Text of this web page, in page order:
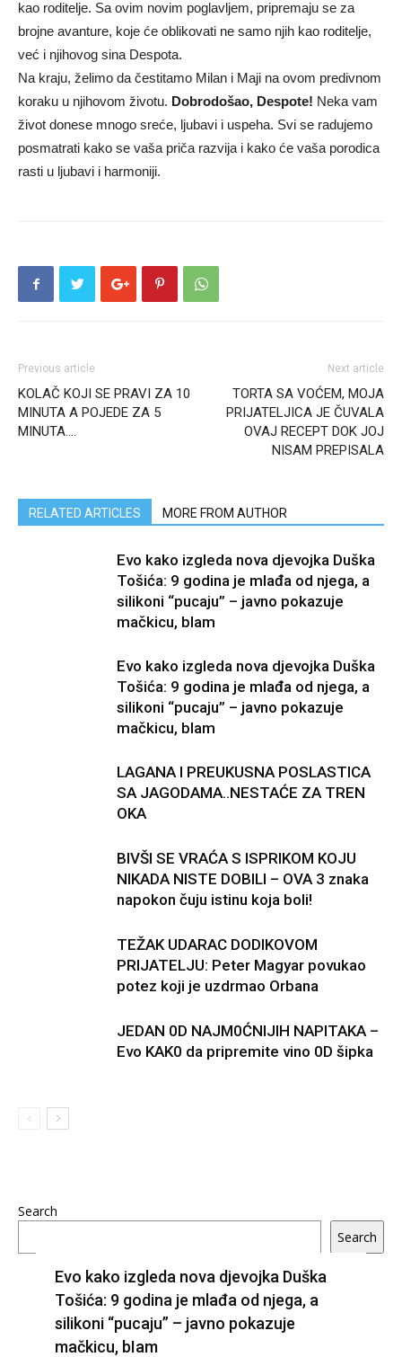
kao roditelje. Sa ovim novim poglavljem, pripremaju se za
brojne avanture, koje će oblikovati ne samo njih kao roditelje,
već i njihovog sina Despota.
Na kraju, želimo da čestitamo Milan i Maji na ovom predivnom
koraku u njihovom životu. Dobrodošao, Despote! Neka vam
život donese mnogo sreće, ljubavi i uspeha. Svi se radujemo
posmatrati kako se vaša priča razvija i kako će vaša porodica
rasti u ljubavi i harmoniji.
Previous article
KOLAČ KOJI SE PRAVI ZA 10
MINUTA A POJEDE ZA 5
MINUTA….
Next article
TORTA SA VOĆEM, MOJA
PRIJATELJICA JE ČUVALA
OVAJ RECEPT DOK JOJ
NISAM PREPISALA
RELATED ARTICLES MORE FROM AUTHOR
Evo kako izgleda nova djevojka Duška
Tošića: 9 godina je mlađa od njega, a
silikoni “pucaju” – javno pokazuje
mačkicu, bIam
Evo kako izgleda nova djevojka Duška
Tošića: 9 godina je mlađa od njega, a
silikoni “pucaju” – javno pokazuje
mačkicu, bIam
LAGANA I PREUKUSNA POSLASTICA
SA JAGODAMA..NESTAĆE ZA TREN
OKA
BIVŠI SE VRAĆA S ISPRIKOM KOJU
NIKADA NISTE DOBILI – OVA 3 znaka
napokon čuju istinu koja boli!
TEŽAK UDARAC DODIKOVOM
PRIJATELJU: Peter Magyar povukao
potez koji je uzdrmao Orbana
JEDAN 0D NAJM0ĆNIJIH NAPITAKA –
Evo KAK0 da pripremite vino 0D šipka
Search
Search
Evo kako izgleda nova djevojka Duška
Tošića: 9 godina je mlađa od njega, a
silikoni “pucaju” – javno pokazuje
mačkicu, bIam